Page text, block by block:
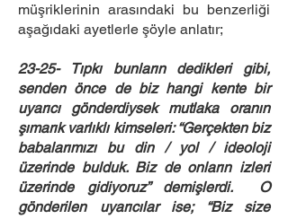
müşriklerinin arasındaki bu benzerliği
aşağıdaki ayetlerle şöyle anlatır;
23-25- Tıpkı bunların dedikleri gibi,
senden önce de biz hangi kente bir
uyarıcı gönderdiysek mutlaka oranın
şımarık varlıklı kimseleri: “Gerçekten biz
babalarımızı bu din / yol / ideoloji
üzerinde bulduk. Biz de onların izleri
üzerinde gidiyoruz” demişlerdi. O
gönderilen uyarıcılar ise; “Biz size